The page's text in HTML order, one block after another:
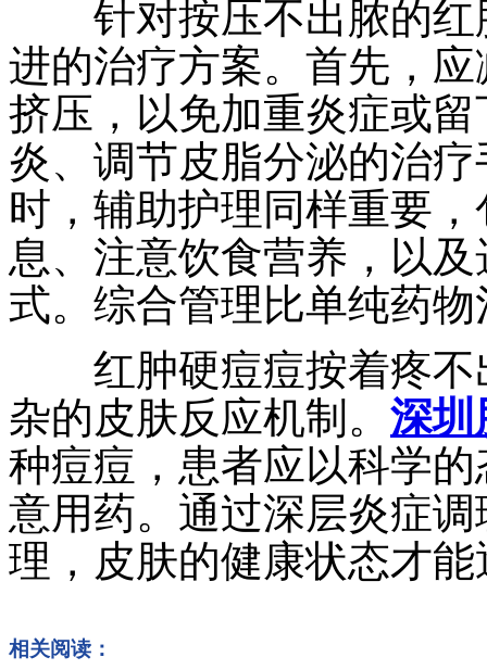
针对按压不出脓的红
进的治疗方案。首先，
挤压，以免加重炎症或
炎、调节皮脂分泌的治
时，辅助护理同样重要
息、注意饮食营养，以
式。综合管理比单纯药
红肿硬痘痘按着疼不
杂的皮肤反应机制。 深圳
种痘痘，患者应以科学
意用药。通过深层炎症
理，皮肤的健康状态才
相关阅读：